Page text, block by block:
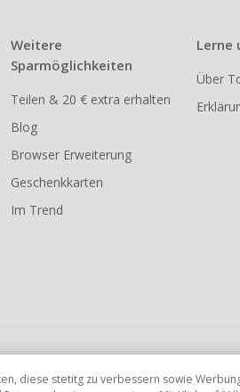
Weitere
Sparmöglichkeiten
Teilen & 20 € extra erhalten
Blog
Browser Erweiterung
Geschenkkarten
Im Trend
Lerne
Über
CN JP FR AU IT ES
diese stetitg zu verbessern sowie